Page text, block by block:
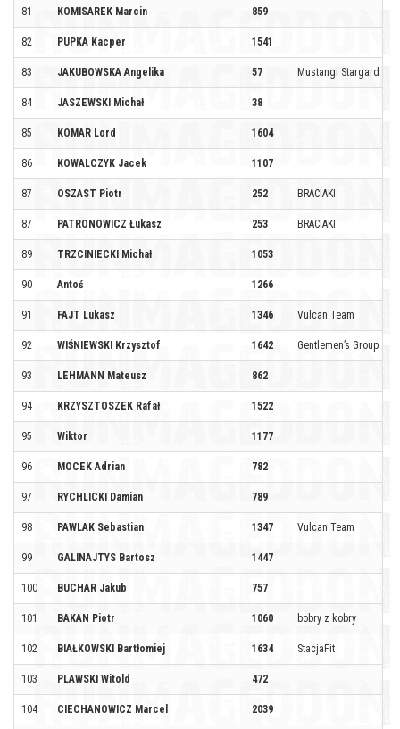
81 KOMISAREK Marcin 859
82 PUPKA Kacper 1541
83 JAKUBOWSKA Angelika 57 Mustangi Stargard
84 JASZEWSKI Michał 38
85 KOMAR Lord 1604
86 KOWALCZYK Jacek 1107
87 OSZAST Piotr 252 BRACIAKI
87 PATRONOWICZ Łukasz 253 BRACIAKI
89 TRZCINIECKI Michał 1053
90 Antoś 1266
91 FAJT Lukasz 1346 Vulcan Team
92 WIŚNIEWSKI Krzysztof 1642 Gentlemen’s Group
93 LEHMANN Mateusz 862
94 KRZYSZTOSZEK Rafał 1522
95 Wiktor 1177
96 MOCEK Adrian 782
97 RYCHLICKI Damian 789
98 PAWLAK Sebastian 1347 Vulcan Team
99 GALINAJTYS Bartosz 1447
100 BUCHAR Jakub 757
101 BAKAN Piotr 1060 bobry z kobry
102 BIAŁKOWSKI Bartłomiej 1634 StacjaFit
103 PLAWSKI Witold 472
104 CIECHANOWICZ Marcel 2039